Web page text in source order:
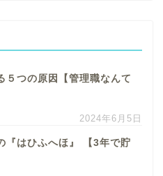
５つの原因【管理職なんて
2024年6月5日
『はひふへほ』 【3年で貯